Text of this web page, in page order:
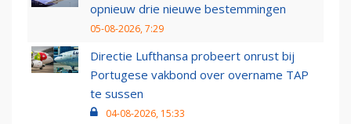
opnieuw drie nieuwe bestemmingen
05-08-2026, 7:29
Directie Lufthansa probeert onrust bij
Portugese vakbond over overname TAP
te sussen
04-08-2026, 15:33